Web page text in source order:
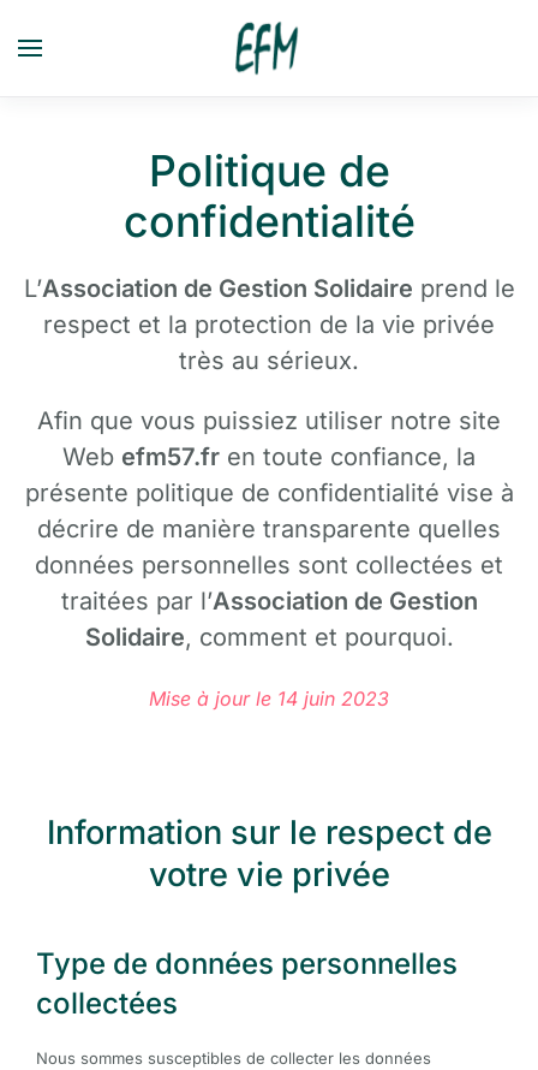
Passer au contenu principal
Politique de
confidentialité
L’Association de Gestion Solidaire prend le
respect et la protection de la vie privée
très au sérieux.
Afin que vous puissiez utiliser notre site
Web efm57.fr en toute confiance, la
présente politique de confidentialité vise à
décrire de manière transparente quelles
données personnelles sont collectées et
traitées par l’Association de Gestion
Solidaire, comment et pourquoi.
Mise à jour le 14 juin 2023
Information sur le respect de
votre vie privée
Type de données personnelles
collectées
Nous sommes susceptibles de collecter les données